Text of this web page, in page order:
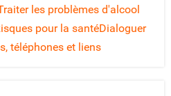
les problèmes d'alcool
pour la santéDialoguer
téléphones et liens